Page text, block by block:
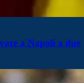
a Napoli a due